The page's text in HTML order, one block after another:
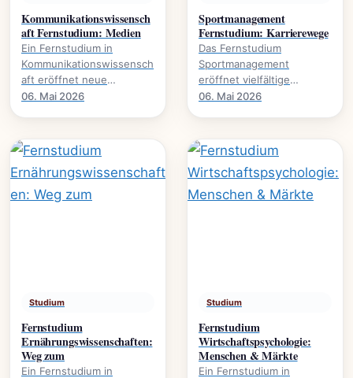
Kommunikationswissensch
aft Fernstudium: Medien
Ein Fernstudium in
Kommunikationswissensch
aft eröffnet neue
Perspektiven auf Medien,
Es.
06. Mai 2026
Sportmanagement
Fernstudium: Karrierewege
Das Fernstudium
Sportmanagement
eröffnet vielfältige
Karrierewege im
und welche.
06. Mai 2026
Studium
Fernstudium
Ernährungswissenschaften:
Weg zum
Ein Fernstudium in
Studium
Fernstudium
Wirtschaftspsychologie:
Menschen & Märkte
Ein Fernstudium in